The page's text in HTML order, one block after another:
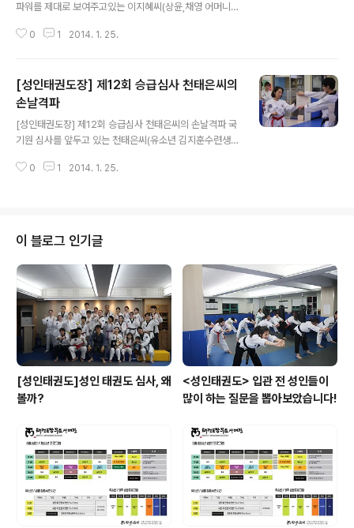
파워를 제대로 보여주고있는 이지혜씨(상윤,채영 어머니)
무썰듯 썰어주마!! 빠직~~~~ 역시.. 대단한 파워와 기술..
0 1 2014. 1. 25.
[성인태권도장] 제12회 승급심사 천태은씨의
손날격파
[성인태권도장] 제12회 승급심사 천태은씨의 손날격파 국
기원 심사를 앞두고 있는 천태은씨(유소년 김지훈수련생
지나 보자~! 빠샤~!~!~! 댕강 짤렸네요^^;; 송판깨기는 원
0 1 2014. 1. 25.
이 블로그 인기글
[성인태권도]성인 태권도 심사, 왜
볼까?
<성인태권도> 입관 전 성인들이
많이 하는 질문을 뽑아보았습니다!